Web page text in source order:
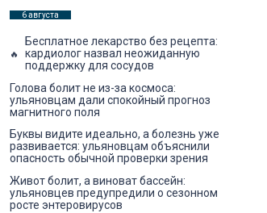
6 августа
Бесплатное лекарство без рецепта:
кардиолог назвал неожиданную
поддержку для сосудов
Голова болит не из-за космоса:
ульяновцам дали спокойный прогноз
магнитного поля
Буквы видите идеально, а болезнь уже
развивается: ульяновцам объяснили
опасность обычной проверки зрения
Живот болит, а виноват бассейн:
ульяновцев предупредили о сезонном
росте энтеровирусов